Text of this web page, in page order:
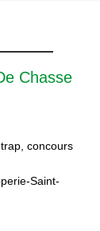
Chasse
concours
Saint-